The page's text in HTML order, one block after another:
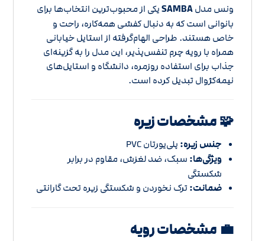
ونس مدلSAMBAیکی از محبوب‌ترین انتخاب‌ها برای
بانوانی است که به دنبال کفشی همه‌کاره، راحت و
خاص هستند. طراحی الهام‌گرفته از استایل خیابانی
همراه با رویه چرم تنفس‌پذیر، این مدل را به گزینه‌ای
جذاب برای استفاده روزمره، دانشگاه و استایل‌های
نیمه‌کژوال تبدیل کرده است.
🧩 مشخصات زیره
جنس زیره: پلی‌یورتان PVC
ویژگی‌ها: سبک، ضد لغزش، مقاوم در برابر
شکستگی
ضمانت:ترک‌ نخوردن و شکستگی زیره تحت گارانتی
💼 مشخصات رویه